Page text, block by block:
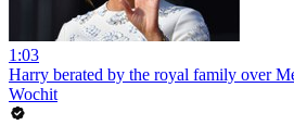
1:03
Harry berated by the royal family over
Wochit